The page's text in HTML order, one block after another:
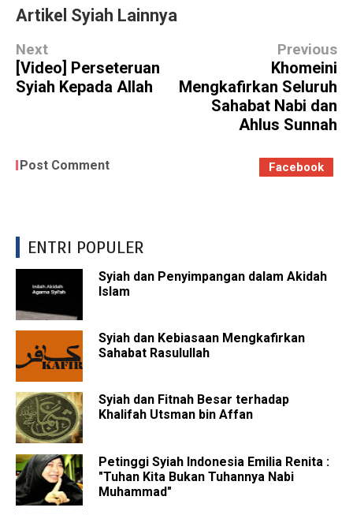
Artikel Syiah Lainnya
Next
[Video] Perseteruan
Syiah Kepada Allah
Previous
Khomeini
Mengkafirkan Seluruh
Sahabat Nabi dan
Ahlus Sunnah
Post Comment Facebook
ENTRI POPULER
Syiah dan Penyimpangan dalam Akidah
Islam
Syiah dan Kebiasaan Mengkafirkan
Sahabat Rasulullah
Syiah dan Fitnah Besar terhadap
Khalifah Utsman bin Affan
Petinggi Syiah Indonesia Emilia Renita :
"Tuhan Kita Bukan Tuhannya Nabi
Muhammad"